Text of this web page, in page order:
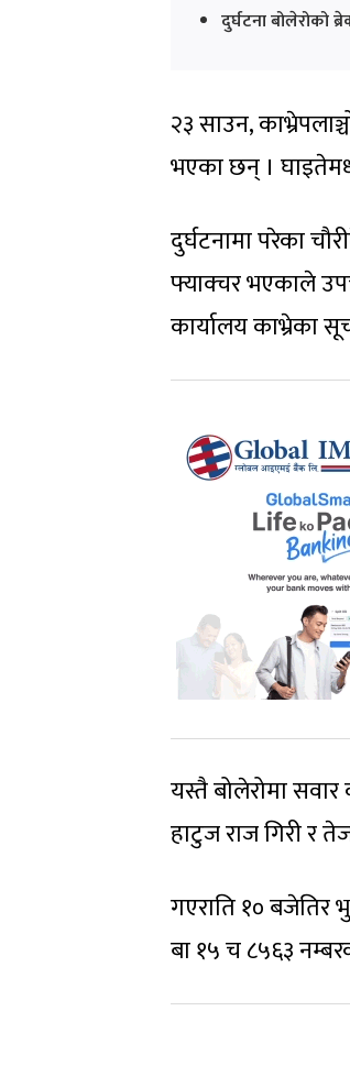
दुर्घटना बोलेरोको
२३ साउन,
भएका छन् ।
दुर्घटनामा परेका
फ्याक्चर भएकाले
कार्यालय काभ्रेका
यस्तै बोलेरोमा
हाटुज राज गिरी र
गएराति १० बजेतिर
बा १५ च ८५६३